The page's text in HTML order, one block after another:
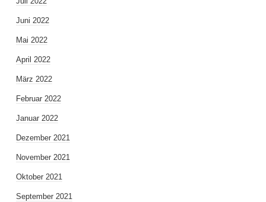
Juni 2022
Mai 2022
April 2022
März 2022
Februar 2022
Januar 2022
Dezember 2021
November 2021
Oktober 2021
September 2021